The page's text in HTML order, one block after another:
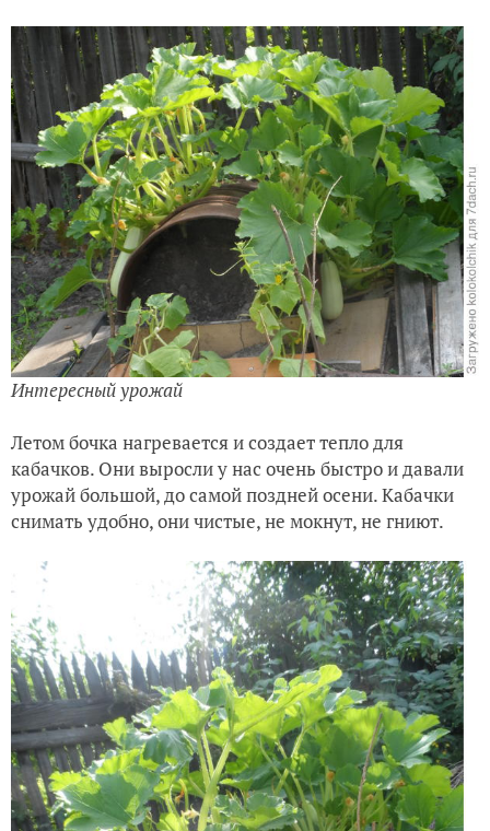
Интересный урожай
Летом бочка нагревается и создает тепло для
кабачков. Они выросли у нас очень быстро и давали
урожай большой, до самой поздней осени. Кабачки
снимать удобно, они чистые, не мокнут, не гниют.